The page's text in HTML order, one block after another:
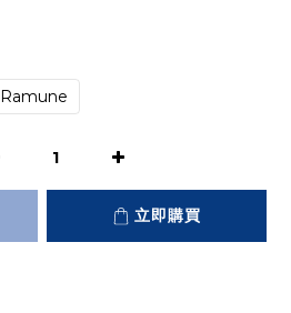
Ramune
立即購買